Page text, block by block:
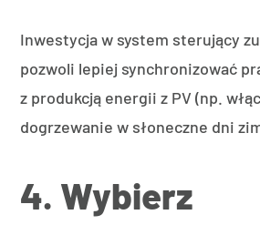
Inwestycja w system sterujący
pozwoli lepiej synchronizować
z produkcją energii z PV (np.
dogrzewanie w słoneczne dni
4. Wybierz